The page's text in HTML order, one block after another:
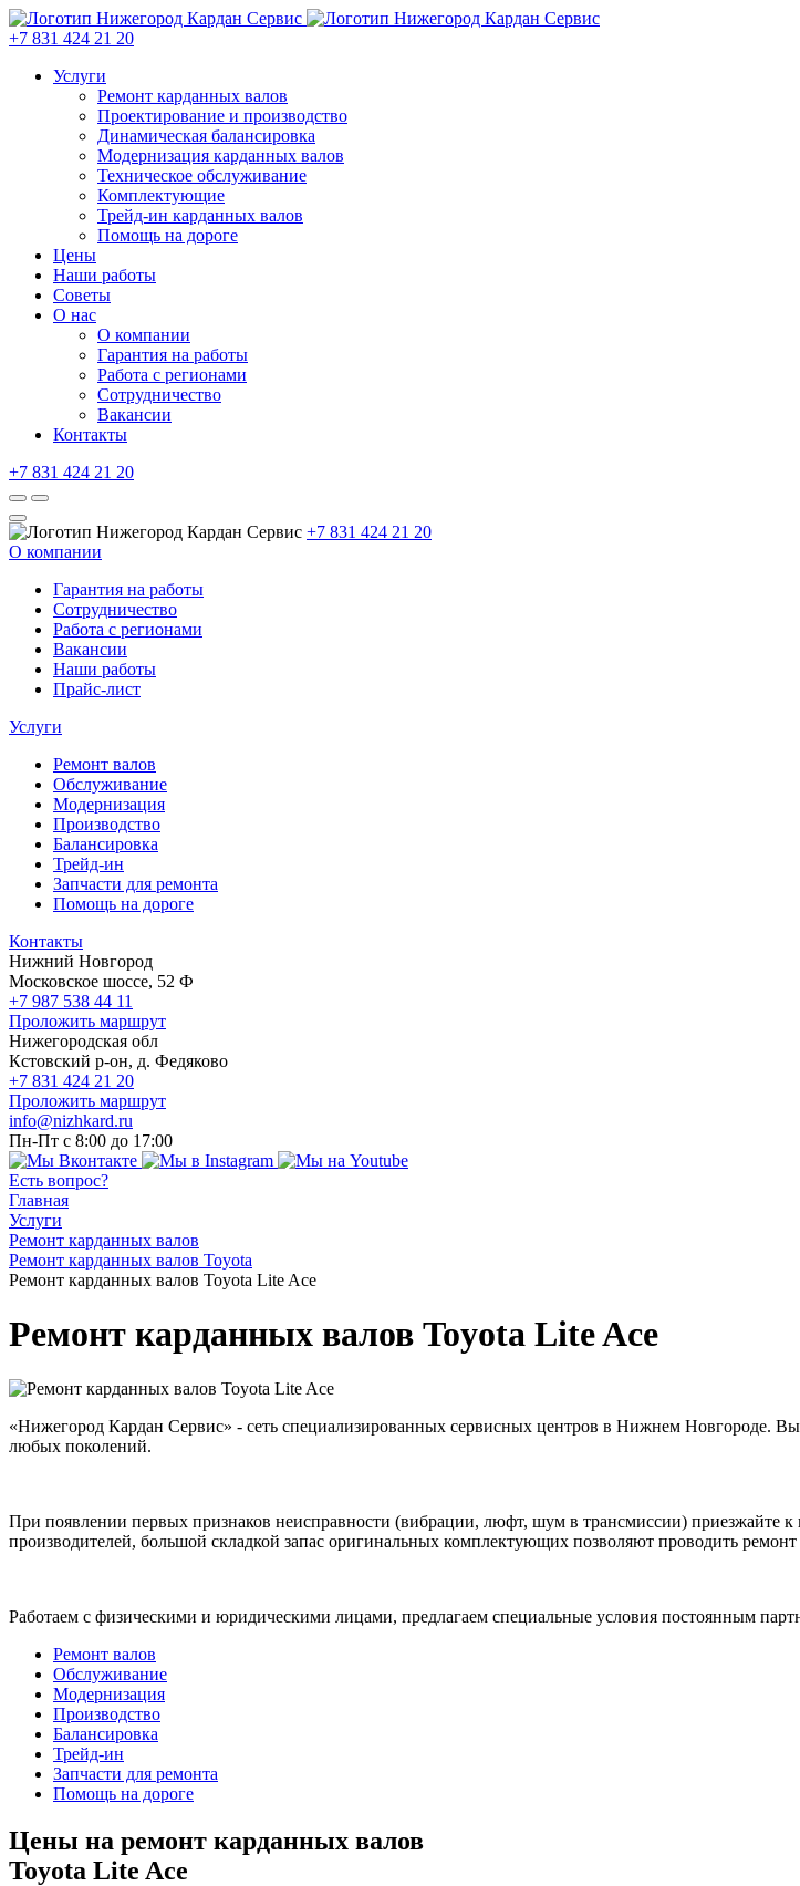
+7 831 424 21 20
Услуги
Ремонт карданных валов
Проектирование и производство
Динамическая балансировка
Модернизация карданных валов
Техническое обслуживание
Комплектующие
Трейд-ин карданных валов
Помощь на дороге
Цены
Наши работы
Советы
О нас
О компании
Гарантия на работы
Работа с регионами
Сотрудничество
Вакансии
Контакты
+7 831 424 21 20
+7 831 424 21 20
О компании
Гарантия на работы
Сотрудничество
Работа с регионами
Вакансии
Наши работы
Прайс-лист
Услуги
Ремонт валов
Обслуживание
Модернизация
Производство
Балансировка
Трейд-ин
Запчасти для ремонта
Помощь на дороге
Контакты
Нижний Новгород
Московское шоссе, 52 Ф
+7 987 538 44 11
Проложить маршрут
Нижегородская обл
Кстовский р-он, д. Федяково
+7 831 424 21 20
Проложить маршрут
info@nizhkard.ru
Пн-Пт с 8:00 до 17:00
Есть вопрос?
Главная
Услуги
Ремонт карданных валов
Ремонт карданных валов Toyota
Ремонт карданных валов Toyota Lite Ace
Ремонт карданных валов Toyota Lite Ace
«Нижегород Кардан Сервис» - сеть специализированных сервисных центров в Нижнем Новгороде.
любых поколений.
При появлении первых признаков неисправности (вибрации, люфт, шум в трансмиссии) приезжайте к
производителей, большой складкой запас оригинальных комплектующих позволяют проводить ремонт
Работаем с физическими и юридическими лицами, предлагаем специальные условия постоянным
Ремонт валов
Обслуживание
Модернизация
Производство
Балансировка
Трейд-ин
Запчасти для ремонта
Помощь на дороге
Цены на ремонт карданных валов
Toyota Lite Ace